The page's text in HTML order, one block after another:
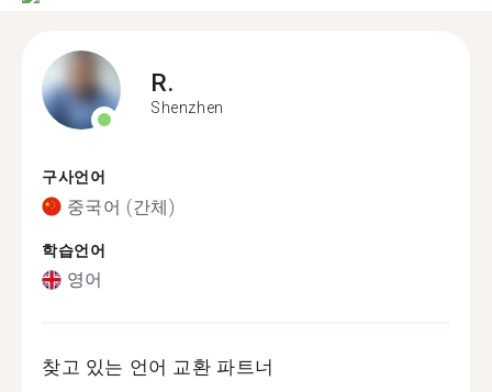
R.
Shenzhen
구사언어
중국어 (간체)
학습언어
영어
찾고 있는 언어 교환 파트너